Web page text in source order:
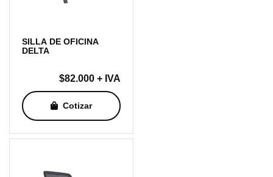
SILLA DE OFICINA
DELTA
$82.000 + IVA
Cotizar